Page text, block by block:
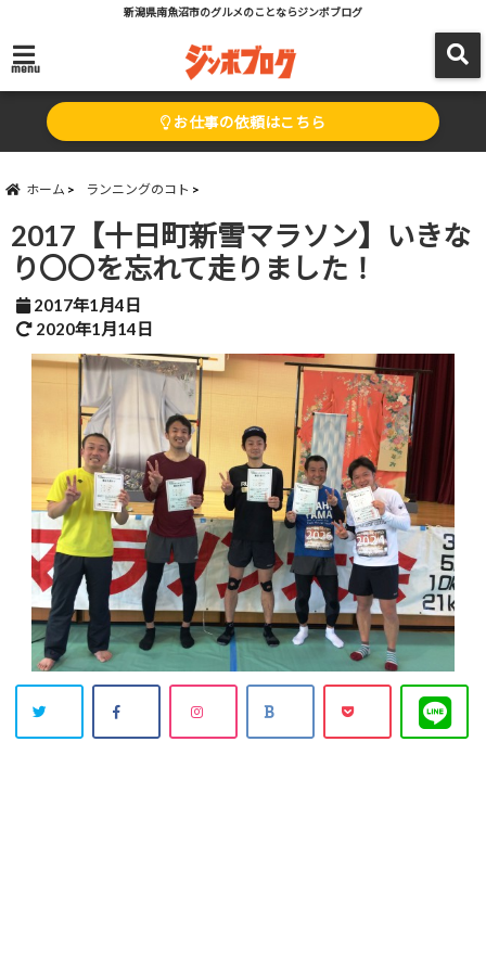
新潟県南魚沼市のグルメのことならジンボブログ
menu
お仕事の依頼はこちら
ホーム ランニングのコト
2017【十日町新雪マラソン】いきな
り〇〇を忘れて走りました！
2017年1月4日
2020年1月14日